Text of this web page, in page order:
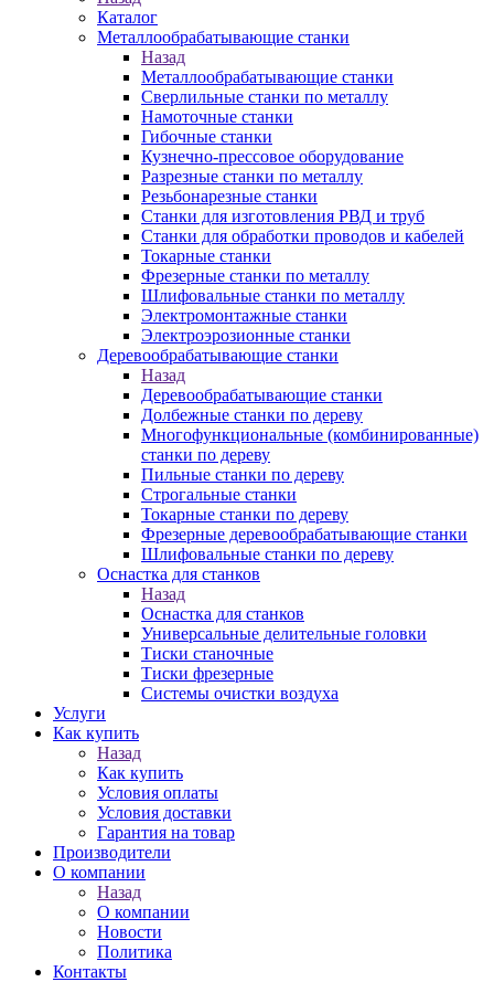
Каталог
Металлообрабатывающие станки
Назад
Металлообрабатывающие станки
Сверлильные станки по металлу
Намоточные станки
Гибочные станки
Кузнечно-прессовое оборудование
Разрезные станки по металлу
Резьбонарезные станки
Станки для изготовления РВД и труб
Станки для обработки проводов и кабелей
Токарные станки
Фрезерные станки по металлу
Шлифовальные станки по металлу
Электромонтажные станки
Электроэрозионные станки
Деревообрабатывающие станки
Назад
Деревообрабатывающие станки
Долбежные станки по дереву
Многофункциональные (комбинированные)
станки по дереву
Пильные станки по дереву
Строгальные станки
Токарные станки по дереву
Фрезерные деревообрабатывающие станки
Шлифовальные станки по дереву
Оснастка для станков
Назад
Оснастка для станков
Универсальные делительные головки
Тиски станочные
Тиски фрезерные
Системы очистки воздуха
Услуги
Как купить
Назад
Как купить
Условия оплаты
Условия доставки
Гарантия на товар
Производители
О компании
Назад
О компании
Новости
Политика
Контакты